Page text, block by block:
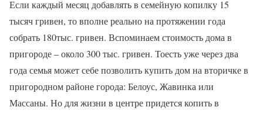
Если каждый месяц добавлять в семейную копилку 15
тысяч гривен, то вполне реально на протяжении года
собрать 180тыс. гривен. Вспоминаем стоимость дома в
пригороде – около 300 тыс. гривен. Тоесть уже через два
года семья может себе позволить купить дом на вторичке в
пригородном районе города: Белоус, Жавинка или
Массаны. Но для жизни в центре придется копить в